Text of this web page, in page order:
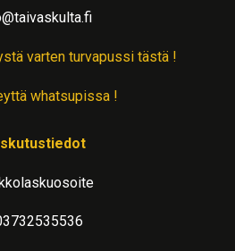
varten turvapussi tästä !
whatsupissa !